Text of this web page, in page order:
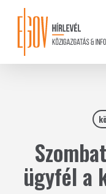
content
ügyfél a